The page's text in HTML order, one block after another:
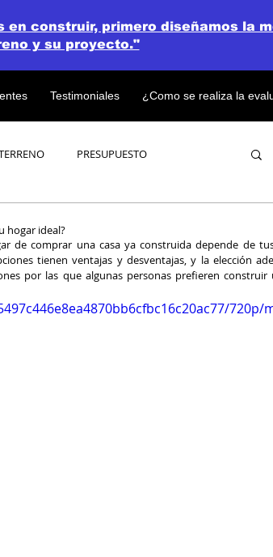
Testimoniales ¿Como se realiza la
construir, primero diseñamos la
y su proyecto."
PRESUPUESTO
hogar ideal?
de comprar una casa ya construida depende de
tienen ventajas y desventajas, y la elección
por las que algunas personas prefieren construir
720p/